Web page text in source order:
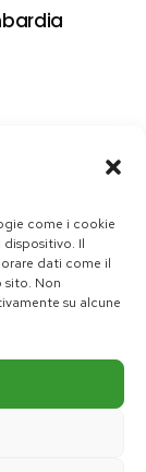
come i cookie
Il
dati come il
sito. Non
su alcune